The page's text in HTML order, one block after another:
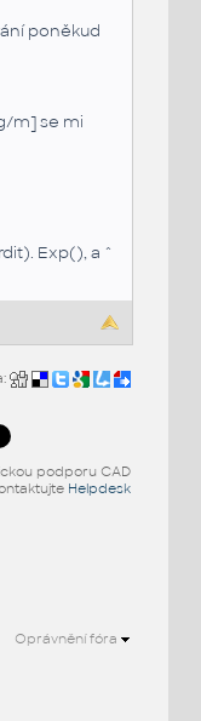
poněkud
m] se mi
Exp(), a ^
podporu CAD
Helpdesk
Oprávnění fóra